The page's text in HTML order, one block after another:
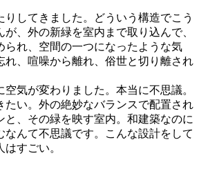
りしてきました。どういう構造でこう
、外の新緑を室内まで取り込んで、
られ、空間の一つになったような気
れ、喧噪から離れ、俗世と切り離され
気が変わりました。本当に不思議。
たい。外の絶妙なバランスで配置され
と、その緑を映す室内。和建築なのに
なんて不思議です。こんな設計をして
すごい。